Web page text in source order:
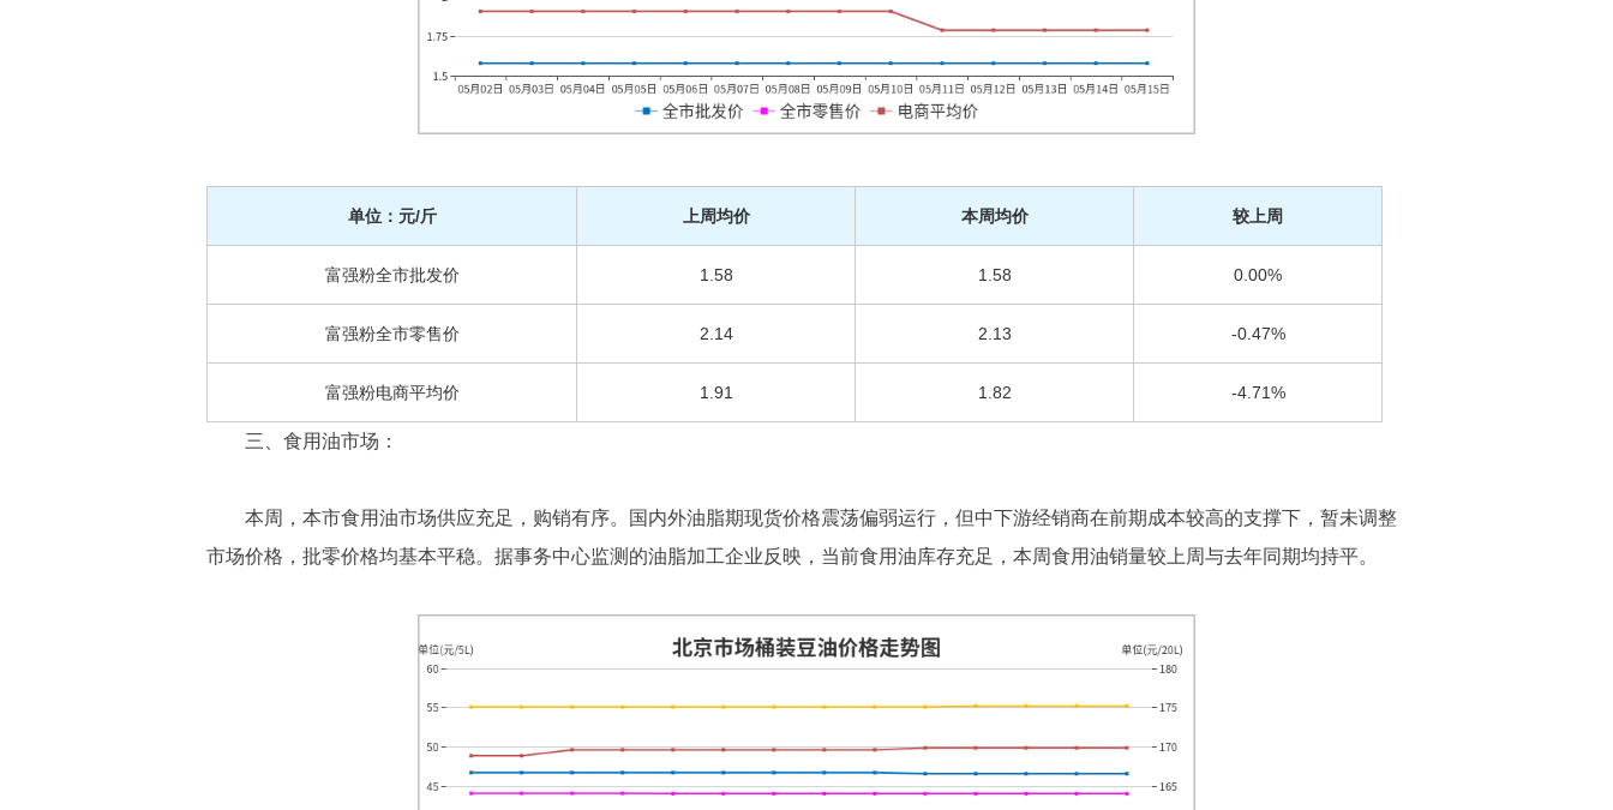
单位：元/斤 上周均价 本周均价 较上周
富强粉全市批发价 1.58 1.58 0.00%
富强粉全市零售价 2.14 2.13 -0.47%
富强粉电商平均价 1.91 1.82 -4.71%
三、食用油市场：
本周，本市食用油市场供应充足，购销有序。国内外油脂期现货价格震荡偏弱运行，但中下游经销商在前期成本较高的支撑下，暂未调整
市场价格，批零价格均基本平稳。据事务中心监测的油脂加工企业反映，当前食用油库存充足，本周食用油销量较上周与去年同期均持平。